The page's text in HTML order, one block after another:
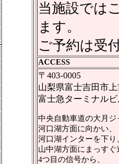
当施設では
ます。
ご予約は受
ACCESS
〒403-0005
山梨県富士吉田市
富士急ターミナルビ
中央自動車道の大月
河口湖方面に向かい、
河口湖インターを下り
山中湖方面にまっすぐ
4つ目の信号から、